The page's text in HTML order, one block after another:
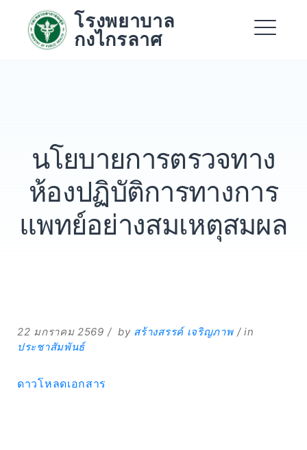
content
โรงพยาบาล
กงไกรลาศ
นโยบายการตรวจทาง
ห้องปฏิบัติการทางการ
แพทย์อย่างสมเหตุสมผล
22 มกราคม 2569 by สร้างสรรค์ เจริญภาพ
in
ประชาสัมพันธ์
ดาวโหลดเอกสาร